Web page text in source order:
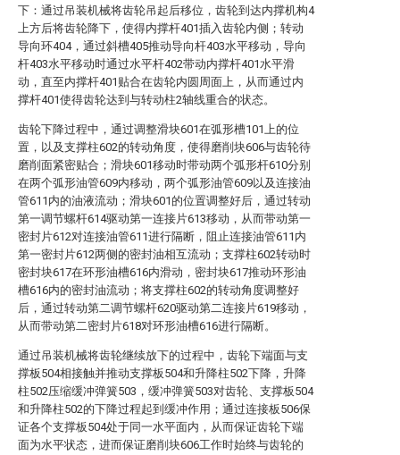
下：通过吊装机械将齿轮吊起后移位，齿轮到达内撑机构4
上方后将齿轮降下，使得内撑杆401插入齿轮内侧；转动
导向环404，通过斜槽405推动导向杆403水平移动，导向
杆403水平移动时通过水平杆402带动内撑杆401水平滑
动，直至内撑杆401贴合在齿轮内圆周面上，从而通过内
撑杆401使得齿轮达到与转动柱2轴线重合的状态。
齿轮下降过程中，通过调整滑块601在弧形槽101上的位
置，以及支撑柱602的转动角度，使得磨削块606与齿轮待
磨削面紧密贴合；滑块601移动时带动两个弧形杆610分别
在两个弧形油管609内移动，两个弧形油管609以及连接油
管611内的油液流动；滑块601的位置调整好后，通过转动
第一调节螺杆614驱动第一连接片613移动，从而带动第一
密封片612对连接油管611进行隔断，阻止连接油管611内
第一密封片612两侧的密封油相互流动；支撑柱602转动时
密封块617在环形油槽616内滑动，密封块617推动环形油
槽616内的密封油流动；将支撑柱602的转动角度调整好
后，通过转动第二调节螺杆620驱动第二连接片619移动，
从而带动第二密封片618对环形油槽616进行隔断。
通过吊装机械将齿轮继续放下的过程中，齿轮下端面与支
撑板504相接触并推动支撑板504和升降柱502下降，升降
柱502压缩缓冲弹簧503，缓冲弹簧503对齿轮、支撑板504
和升降柱502的下降过程起到缓冲作用；通过连接板506保
证各个支撑板504处于同一水平面内，从而保证齿轮下端
面为水平状态，进而保证磨削块606工作时始终与齿轮的